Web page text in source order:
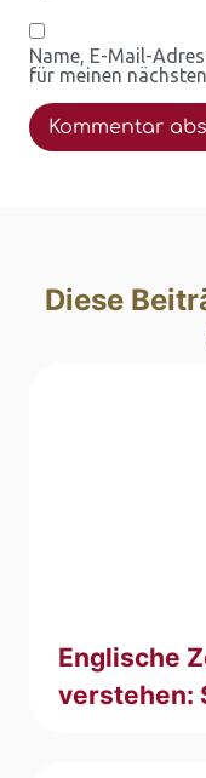
Name, E-Mail-
für meinen
Diese
Englische
verstehen: